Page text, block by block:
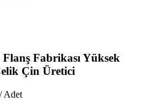
Fabrikası Yüksek
Çin Üretici
Adet